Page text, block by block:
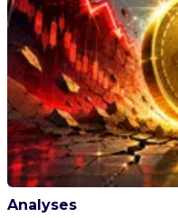
Analyses